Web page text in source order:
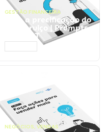
GESTÃO FINANCEIRA
Faça a precificação do
seu serviço | Prompts
ChatGPT
NEGÓCIOS, VENDAS